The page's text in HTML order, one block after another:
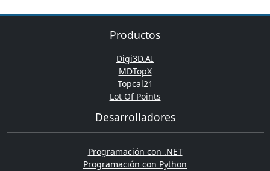
Productos
Digi3D.AI
MDTopX
Topcal21
Lot Of Points
Desarrolladores
Programación con .NET
Programación con Python